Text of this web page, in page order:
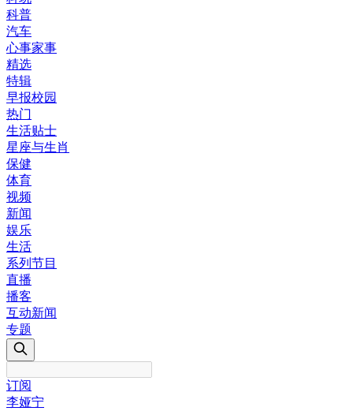
科普
汽车
心事家事
精选
特辑
早报校园
热门
生活贴士
星座与生肖
保健
体育
视频
新闻
娱乐
生活
系列节目
直播
播客
互动新闻
专题
订阅
李娅宁